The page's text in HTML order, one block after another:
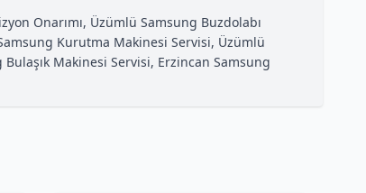
Onarımı, Üzümlü Samsung Buzdolabı
Kurutma Makinesi Servisi, Üzümlü
Makinesi Servisi, Erzincan Samsung